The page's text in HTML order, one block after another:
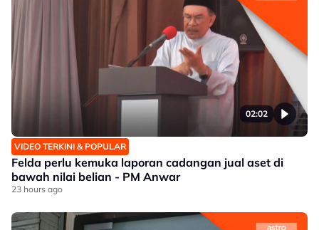
02:02
VIDEO TERKINI & POPULAR
Felda perlu kemuka laporan cadangan jual aset di
bawah nilai belian - PM Anwar
23 hours ago